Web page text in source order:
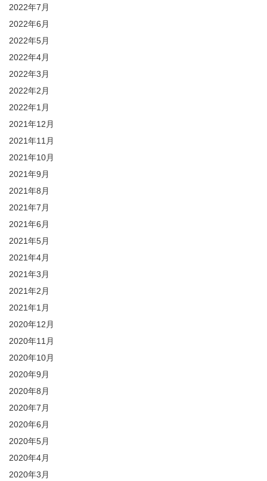
2022年7月
2022年6月
2022年5月
2022年4月
2022年3月
2022年2月
2022年1月
2021年12月
2021年11月
2021年10月
2021年9月
2021年8月
2021年7月
2021年6月
2021年5月
2021年4月
2021年3月
2021年2月
2021年1月
2020年12月
2020年11月
2020年10月
2020年9月
2020年8月
2020年7月
2020年6月
2020年5月
2020年4月
2020年3月